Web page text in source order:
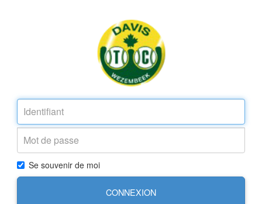
Se souvenir de moi
CONNEXION